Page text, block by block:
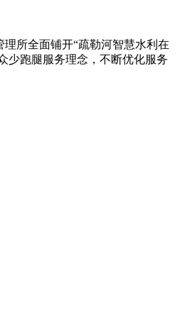
所全面铺开“疏勒河智慧水利在
少跑腿服务理念，不断优化服务